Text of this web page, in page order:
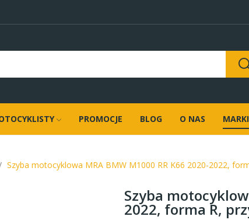
PROMOCJE BLOG O NAS MARKI
Szyba motocyklowa MRA BMW M1000 RR K66 2020-2022,
Szyba
2022, forma R,